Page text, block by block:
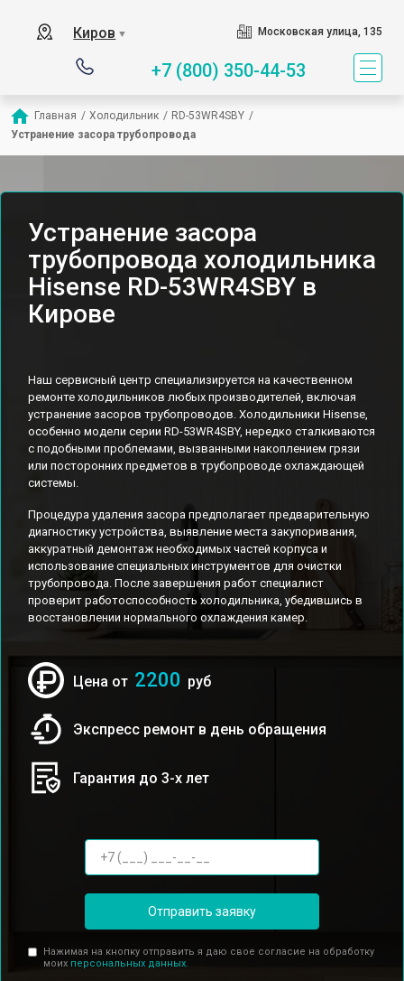
Киров ▼ Московская улица, 135
+7 (800) 350-44-53
Главная / Холодильник / RD-53WR4SBY /
Устранение засора трубопровода
Устранение засора
трубопровода холодильника
Hisense RD-53WR4SBY в
Кирове
Наш сервисный центр специализируется на качественном
ремонте холодильников любых производителей, включая
устранение засоров трубопроводов. Холодильники Hisense,
особенно модели серии RD-53WR4SBY, нередко сталкиваются
с подобными проблемами, вызванными накоплением грязи
или посторонних предметов в трубопроводе охлаждающей
системы.
Процедура удаления засора предполагает предварительную
диагностику устройства, выявление места закупоривания,
аккуратный демонтаж необходимых частей корпуса и
использование специальных инструментов для очистки
трубопровода. После завершения работ специалист
проверит работоспособность холодильника, убедившись в
восстановлении нормального охлаждения камер.
Цена от 2200 руб
Экспресс ремонт в день обращения
Гарантия до 3-х лет
Отправить заявку
Нажимая на кнопку отправить я даю свое согласие на обработку
моих персональных данных.